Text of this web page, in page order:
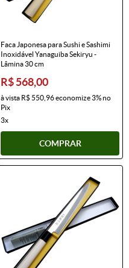
Faca Japonesa para Sushi e Sashimi
Inoxidável Yanaguiba Sekiryu -
Lâmina 30 cm
R$ 568,00
à vista R$ 550,96economize3%no
Pix
3x
COMPRAR